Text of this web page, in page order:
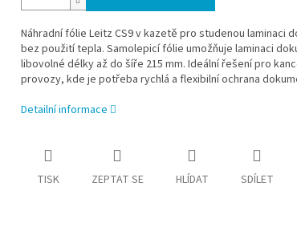
Náhradní fólie Leitz CS9 v kazetě pro studenou laminaci
bez použití tepla. Samolepicí fólie umožňuje laminaci
libovolné délky až do šíře 215 mm. Ideální řešení pro
provozy, kde je potřeba rychlá a flexibilní ochrana
Detailní informace
TISK ZEPTAT SE HLÍDAT SDÍLET